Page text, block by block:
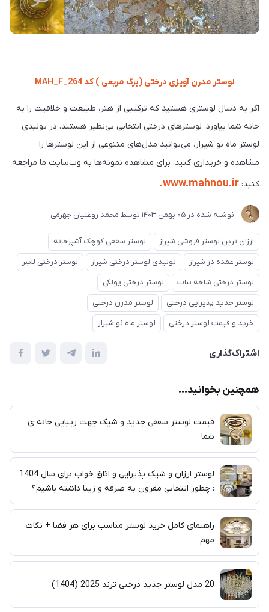
لوستر مدرن آویزی درختی (برگ مربعی ) کد MAH_F_264
اگر به دنبال لوستری هستید که ترکیبی از هنر، طبیعت و خلاقیت را به
خانه شما بیاورد، لوسترهای درختی انتخابی بی‌نظیر هستند. در تولیدی
لوستر ماه نو شیراز، می‌توانید مدل‌های متنوعی از این لوسترها را
مشاهده و خریداری کنید. برای مشاهده نمونه‌ها به وب‌سایت ما مراجعه
کنید: www.mahnou.ir.
نوشته شده در 05 بهمن 1403 توسط محمد روغنیان جهرمی
ارزان ترین لوستر فروشی شیراز
لوستر سقفی کوچک آشپزخانه
لوستر عمده در شیراز
تولیدی لوستر درختی شیراز
لوستر درختی لاینر
لوستر درختی شاخه نبات
لوستر درختی پولکی
لوستر جدید پذیرایی درختی
لوستر مدرن درختی
خرید و قیمت لوستر درختی
لوستر ماه نو شیراز
اشتراک‌گذاری
همچنین بخوانید...
قیمت لوستر سقفی جدید و شیک جهت زیبایی خانه ی
شما
لوستر ارزان و شیک پذیرایی و اتاق خواب برای سال 1404
: چطور انتخابی مقرون به صرفه و زیبا داشته باشیم؟
راهنمای کامل خرید لوستر مناسب برای هر فضا + نکات
مهم
20 مدل لوستر جدید درختی ترند 2025 (1404)